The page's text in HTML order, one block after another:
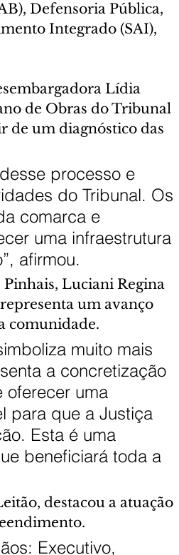
Defensoria Pública,
Integrado (SAI),
Lídia
de Obras do Tribunal
de um diagnóstico das
processo e
do Tribunal. Os
comarca e
uma infraestrutura
afirmou.
Pinhais, Luciani Regina
um avanço
comunidade.
muito mais
a concretização
oferecer uma
para que a Justiça
Esta é uma
beneficiará toda a
destacou a atuação
Executivo,